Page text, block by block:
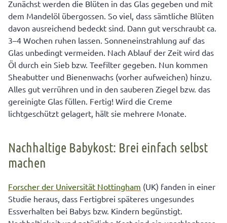
Zunächst werden die Blüten in das Glas gegeben und mit
dem Mandelöl übergossen. So viel, dass sämtliche Blüten
davon ausreichend bedeckt sind. Dann gut verschraubt ca.
3–4 Wochen ruhen lassen. Sonneneinstrahlung auf das
Glas unbedingt vermeiden. Nach Ablauf der Zeit wird das
Öl durch ein Sieb bzw. Teefilter gegeben. Nun kommen
Sheabutter und Bienenwachs (vorher aufweichen) hinzu.
Alles gut verrühren und in den sauberen Ziegel bzw. das
gereinigte Glas füllen. Fertig! Wird die Creme
lichtgeschützt gelagert, hält sie mehrere Monate.
Nachhaltige Babykost: Brei einfach selbst
machen
Forscher der Universität Nottingham (UK) fanden in einer
Studie heraus, dass Fertigbrei späteres ungesundes
Essverhalten bei Babys bzw. Kindern begünstigt.